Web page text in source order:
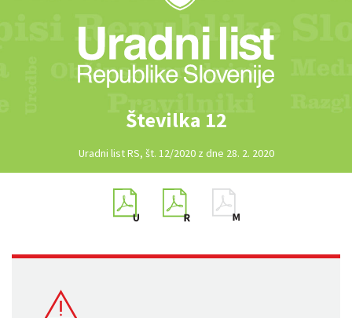
Številka 12
Uradni list RS, št. 12/2020 z dne 28. 2. 2020